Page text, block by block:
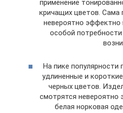
применение
кричащих цветов. Сама
невероятно эффектно
особой
На пике
удлиненные и
черных цветов.
смотрятся
белая норковая